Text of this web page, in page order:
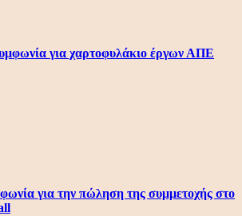
για χαρτοφυλάκιο έργων ΑΠΕ
για την πώληση της συμμετοχής στο